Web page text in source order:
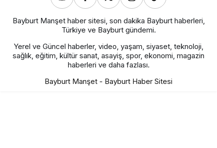
Bayburt Manşet haber sitesi, son dakika Bayburt haberleri,
Türkiye ve Bayburt gündemi.
Yerel ve Güncel haberler, video, yaşam, siyaset, teknoloji,
sağlık, eğitim, kültür sanat, asayiş, spor, ekonomi, magazin
haberleri ve daha fazlası.
Bayburt Manşet - Bayburt Haber Sitesi